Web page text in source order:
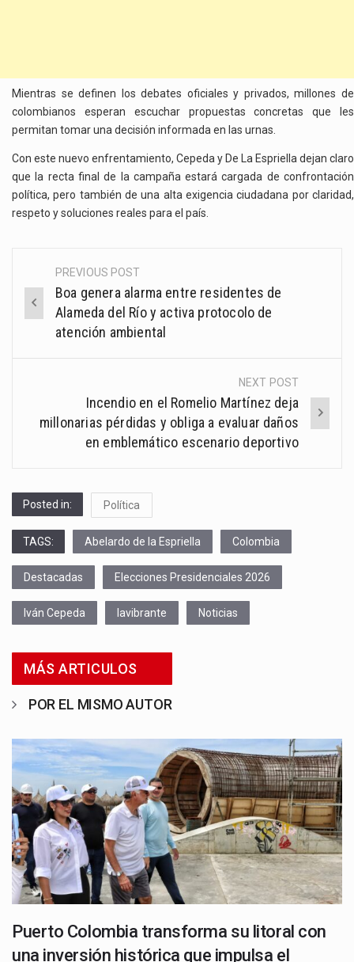
Mientras se definen los debates oficiales y privados, millones de
colombianos esperan escuchar propuestas concretas que les
permitan tomar una decisión informada en las urnas.
Con este nuevo enfrentamiento, Cepeda y De La Espriella dejan claro
que la recta final de la campaña estará cargada de confrontación
política, pero también de una alta exigencia ciudadana por claridad,
respeto y soluciones reales para el país.
Post
navigation
PREVIOUS POST
Boa genera alarma entre residentes de
Alameda del Río y activa protocolo de
atención ambiental
NEXT POST
Incendio en el Romelio Martínez deja
millonarias pérdidas y obliga a evaluar daños
en emblemático escenario deportivo
Posted in: Política
TAGS: Abelardo de la Espriella Colombia
Destacadas Elecciones Presidenciales 2026
Iván Cepeda lavibrante Noticias
MÁS ARTICULOS
POR EL MISMO AUTOR
Puerto Colombia transforma su litoral con
una inversión histórica que impulsa el